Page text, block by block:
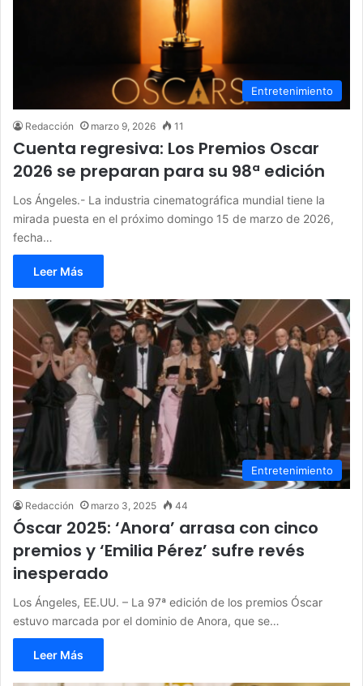
Entretenimiento
Redacción marzo 9, 2026 11
Cuenta regresiva: Los Premios Oscar
2026 se preparan para su 98ª edición
Los Ángeles.- La industria cinematográfica mundial tiene la
mirada puesta en el próximo domingo 15 de marzo de 2026,
fecha…
Leer Más
Entretenimiento
Redacción marzo 3, 2025 44
Óscar 2025: ‘Anora’ arrasa con cinco
premios y ‘Emilia Pérez’ sufre revés
inesperado
Los Ángeles, EE.UU. – La 97ª edición de los premios Óscar
estuvo marcada por el dominio de Anora, que se…
Leer Más